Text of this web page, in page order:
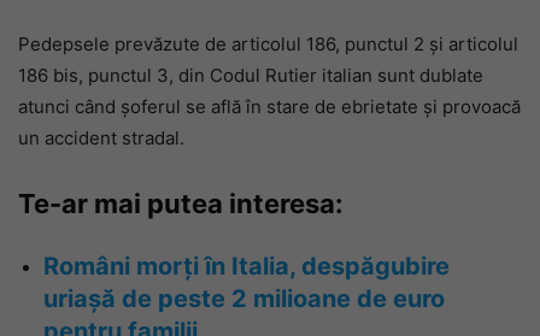
Pedepsele prevăzute de articolul 186, punctul 2 și articolul
186 bis, punctul 3, din Codul Rutier italian sunt dublate
atunci când șoferul se află în stare de ebrietate și provoacă
un accident stradal.
Te-ar mai putea interesa:
Români morți în Italia, despăgubire
uriașă de peste 2 milioane de euro